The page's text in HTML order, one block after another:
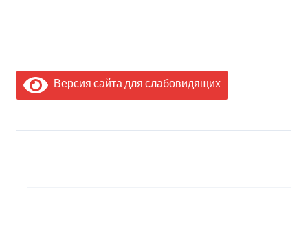
Версия сайта для слабовидящих